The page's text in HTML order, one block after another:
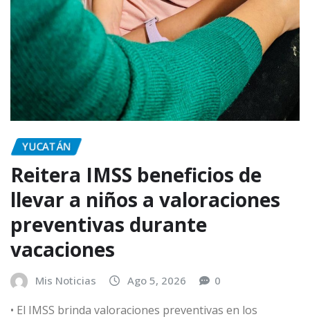
YUCATÁN
Reitera IMSS beneficios de
llevar a niños a valoraciones
preventivas durante
vacaciones
Mis Noticias Ago 5, 2026 0
• El IMSS brinda valoraciones preventivas en los